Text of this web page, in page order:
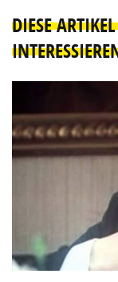
DIESE